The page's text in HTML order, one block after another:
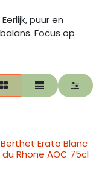
puur en
Focus op
Erato Blanc
Rhone AOC 75cl